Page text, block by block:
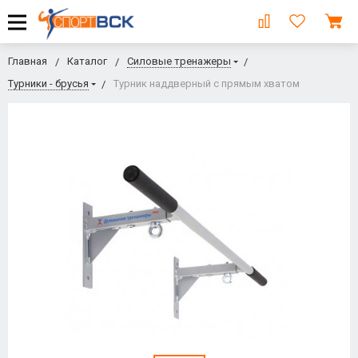
Главная Каталог
Силовые тренажеры
Турники - брусья
Турник наддверный с прямым хватом